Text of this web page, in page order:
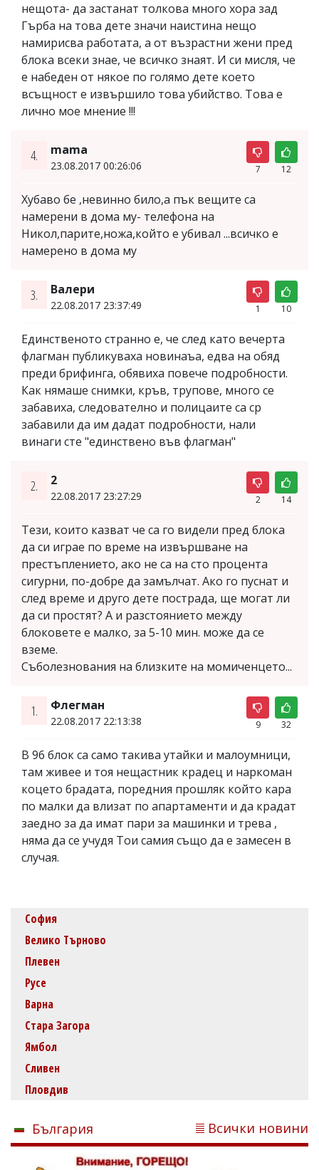
нещота- да застанат толкова много хора зад
Гърба на това дете значи наистина нещо
намирисва работата, а от възрастни жени пред
блока всеки знае, че всичко знаят. И си мисля, че
е набеден от някое по голямо дете което
всъщност е извършило това убийство. Това е
лично мое мнение !!!
4. mama
23.08.2017 00:26:06 7 12
Хубаво бе ,невинно било,а пък вещите са
намерени в дома му- телефона на
Никол,парите,ножа,който е убивал ...всичко е
намерено в дома му
3. Валери
22.08.2017 23:37:49 1 10
Единственото странно е, че след като вечерта
флагман публикуваха новинаъа, едва на обяд
преди брифинга, обявиха повече подробности.
Как нямаше снимки, кръв, трупове, много се
забавиха, следователно и полицаите са ср
забавили да им дадат подробности, нали
винаги сте "единствено във флагман"
2. 2
22.08.2017 23:27:29 2 14
Тези, които казват че са го видели пред блока
да си играе по време на извършване на
престъплението, ако не са на сто процента
сигурни, по-добре да замълчат. Ако го пуснат и
след време и друго дете пострада, ще могат ли
да си простят? А и разстоянието между
блоковете е малко, за 5-10 мин. може да се
вземе.
Съболезнования на близките на момиченцето...
1. Флегман
22.08.2017 22:13:38 9 32
В 96 блок са само такива утайки и малоумници,
там живее и тоя нещастник крадец и наркоман
коцето брадата, поредния прошляк който кара
по малки да влизат по апартаменти и да крадат
заедно за да имат пари за машинки и трева ,
няма да се учудя Тои самия също да е замесен в
случая.
София
Велико Търново
Плевен
Русе
Варна
Стара Загора
Ямбол
Сливен
Пловдив
България Всички новини